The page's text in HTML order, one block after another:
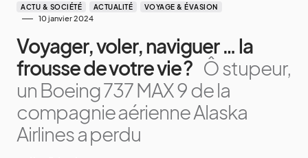
ACTU & SOCIÉTÉ ACTUALITÉ VOYAGE & ÉVASION
10 janvier 2024
Voyager, voler, naviguer … la
frousse de votre vie ? Ô stupeur,
un Boeing 737 MAX 9 de la
compagnie aérienne Alaska
Airlines a perdu